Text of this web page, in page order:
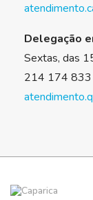
Delegação
Sextas, das
214 174 833